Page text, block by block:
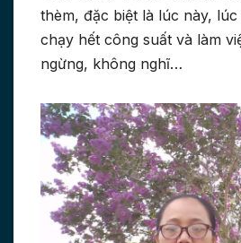
thèm, đặc biệt là lúc này,
chạy hết công suất và làm
ngừng, không nghĩ…